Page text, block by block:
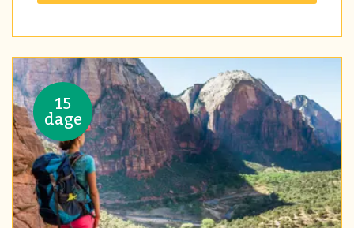
15
dage